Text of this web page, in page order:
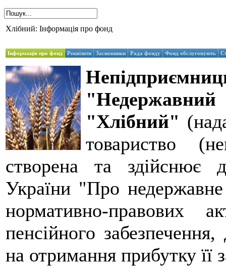
Хлібний: Інформація про фонд
Інформація про фонд Реквізити Засновники Рада фонду Фонд обслуговують
"Недержавний
"Хлібний"
товариство
створена та здійснює
України "Про
нормативно-правових
пенсійного
на отримання прибутку її